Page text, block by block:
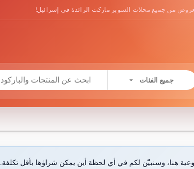
من جميع محلات السوبر ماركت الرائدة في إسرائيل!
جميع الفئات arrow_drop_down
هنا، وسنبيّن لكم في أي لحظة أين يمكن شراؤها بأقل تكلفة.